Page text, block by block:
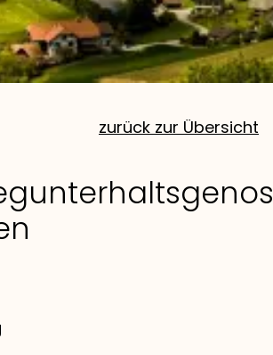
zurück zur Übersicht